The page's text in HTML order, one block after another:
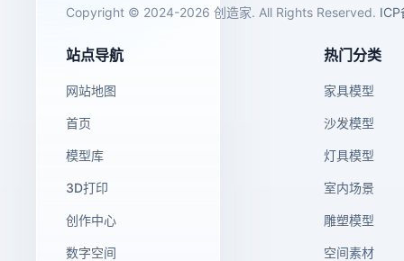
Copyright © 2024-2026 创造家. All Rights Reserved. ICP
站点导航
网站地图
首页
模型库
3D打印
创作中心
数字空间
热门分类
家具模型
沙发模型
灯具模型
室内场景
雕塑模型
空间素材